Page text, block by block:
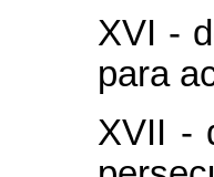
XVI -
para
XVII -